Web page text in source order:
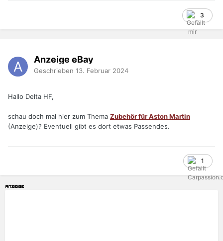
3
Anzeige eBay
Geschrieben 13. Februar 2024
Hallo Delta HF,
schau doch mal hier zum Thema Zubehör für Aston Martin
(Anzeige)? Eventuell gibt es dort etwas Passendes.
1